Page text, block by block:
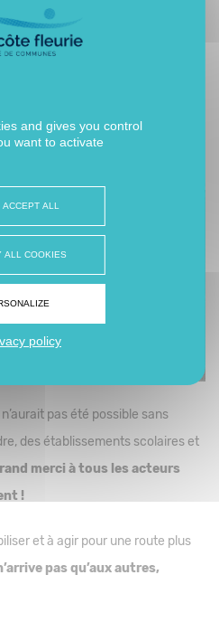
collectif pour la
pas été possible sans
des établissements scolaires et
merci à tous les acteurs
!
et à agir pour une route plus
pas qu’aux autres,
and gives you control
want to activate
ACCEPT ALL
ALL COOKIES
policy